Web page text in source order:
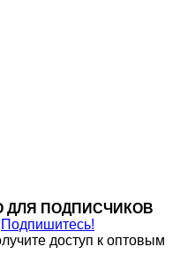
ДЛЯ ПОДПИСЧИКОВ
Подпишитесь!
доступ к оптовым